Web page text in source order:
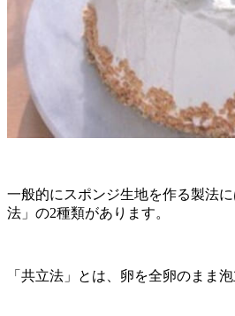
一般的にスポンジ生地を作る製法
法」の2種類があります。
「共立法」とは、卵を全卵のまま